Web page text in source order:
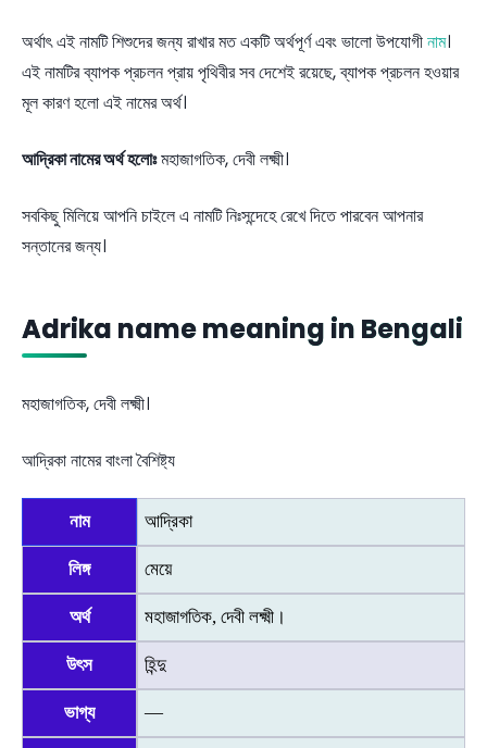
অর্থাৎ এই নামটি শিশুদের জন্য রাখার মত একটি অর্থপূর্ণ এবং ভালো উপযোগীনাম।
এই নামটির ব্যাপক প্রচলন প্রায় পৃথিবীর সব দেশেই রয়েছে, ব্যাপক প্রচলন হওয়ার
মূল কারণ হলো এই নামের অর্থ।
আদ্রিকা নামের অর্থ হলোঃমহাজাগতিক, দেবী লক্ষ্মী।
সবকিছু মিলিয়ে আপনি চাইলে এ নামটি নিঃসন্দেহে রেখে দিতে পারবেন আপনার
সন্তানের জন্য।
Adrika name meaning in Bengali
মহাজাগতিক, দেবী লক্ষ্মী।
আদ্রিকা নামের বাংলা বৈশিষ্ট্য
নাম আদ্রিকা
লিঙ্গ মেয়ে
অর্থ মহাজাগতিক, দেবী লক্ষ্মী।
উৎস হিন্দু
ভাগ্য —